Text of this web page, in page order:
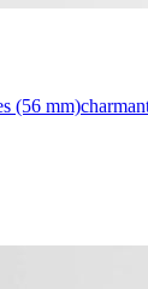
(56 mm)